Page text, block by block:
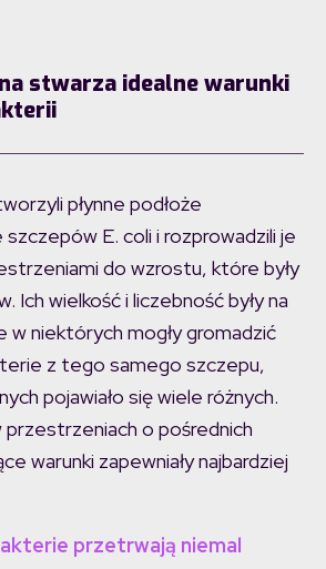
stwarza idealne warunki
płynne podłoże
E. coli i rozprowadzili je
do wzrostu, które były
Ich wielkość i liczebność były na
w niektórych mogły gromadzić
z tego samego szczepu,
pojawiało się wiele różnych.
przestrzeniach o pośrednich
warunki zapewniały najbardziej
przetrwają niemal